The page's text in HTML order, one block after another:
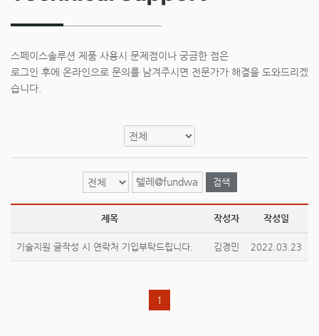
스페이스솔루션 제품 사용시 문제점이나 궁금한 점은
로그인 후에 온라인으로 문의를 남겨주시면 전문가가 해결을 도와드리겠
습니다.
검색
제목 작성자 작성일
기술지원 글작성 시 연락처 기입부탁드립니다. 김경민 2022.03.23
1